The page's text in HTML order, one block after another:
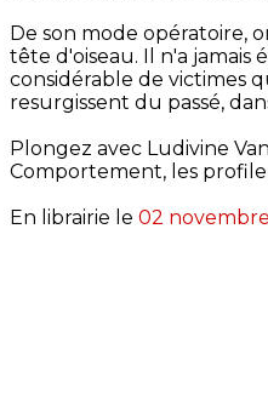
De son mode opératoire,
tête d'oiseau. Il n'a jamais
considérable de victimes
resurgissent du passé,
Plongez avec Ludivine
Comportement, les
En librairie le 02